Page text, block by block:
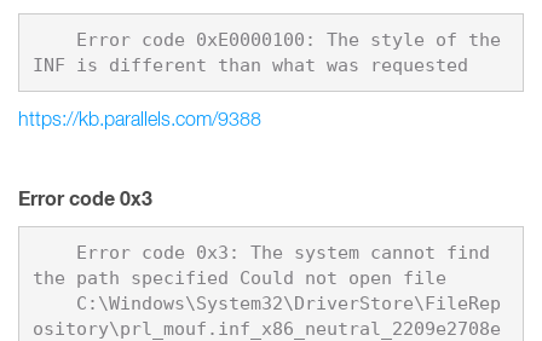
https://kb.parallels.com/9388
Error code 0x3
the path specified Could not open file
ository\prl_mouf.inf_x86_neutral_2209e2708e